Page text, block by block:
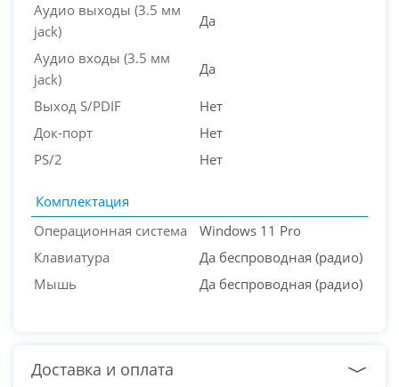
Аудио выходы (3.5 мм
jack)
Да
Аудио входы (3.5 мм
jack)
Да
Выход S/PDIF
Нет
Док-порт
Нет
PS/2
Нет
Комплектация
Операционная система
Windows 11 Pro
Клавиатура
Да беспроводная (радио)
Мышь
Да беспроводная (радио)
Доставка и оплата